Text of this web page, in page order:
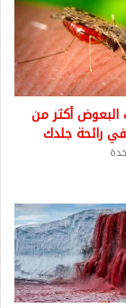
البعوض أكثر من
رائحة جلدك